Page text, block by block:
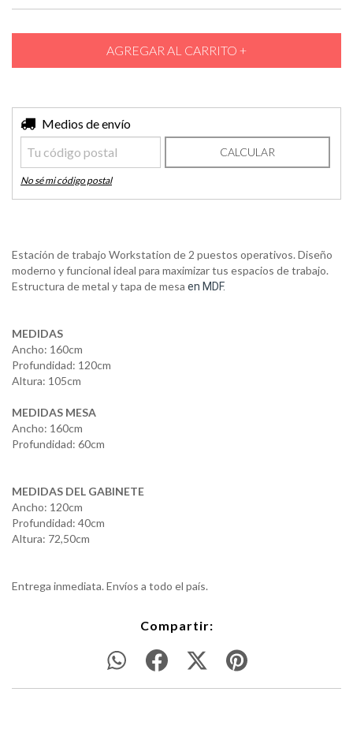
Entregas para el CP:
Medios de envío
CALCULAR
No sé mi código postal
Estación de trabajo Workstation de 2 puestos operativos. Diseño
moderno y funcional ideal para maximizar tus espacios de trabajo.
Estructura de metal y tapa de mesa en MDF.
MEDIDAS
Ancho: 160cm
Profundidad: 120cm
Altura: 105cm
MEDIDAS MESA
Ancho: 160cm
Profundidad: 60cm
MEDIDAS DEL GABINETE
Ancho: 120cm
Profundidad: 40cm
Altura: 72,50cm
Entrega inmediata. Envíos a todo el país.
Compartir: